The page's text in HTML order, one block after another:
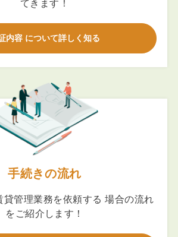
てきます！
内容 について詳しく知る
手続きの流れ
貸管理業務を依頼する 場合の流れ
をご紹介します！